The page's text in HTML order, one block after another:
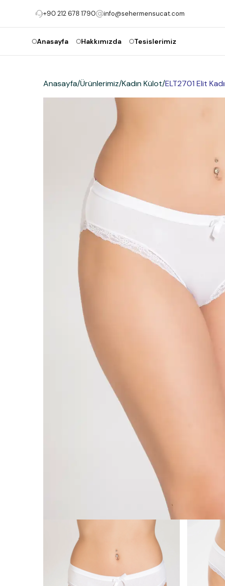
+90 212 678 1790 info@sehermensucat.com
Anasayfa Hakkımızda Tesislerimiz
Anasayfa/Ürünlerimiz/Kadın Külot/ELT2701 Elit